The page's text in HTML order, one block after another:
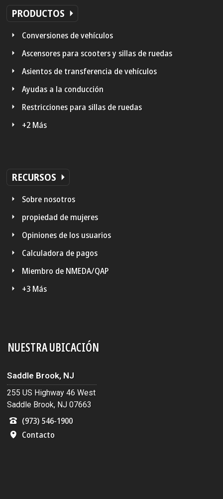
PRODUCTOS
Conversiones de vehículos
Ascensores para scooters y sillas de ruedas
Asientos de transferencia de vehículos
Ayudas a la conducción
Restricciones para sillas de ruedas
+2 Más
RECURSOS
Sobre nosotros
propiedad de mujeres
Opiniones de los usuarios
Calculadora de pagos
Miembro de NMEDA/QAP
+3 Más
NUESTRA UBICACIÓN
Saddle Brook, NJ
255 US Highway 46 West
Saddle Brook, NJ 07663
(973) 546-1900
Contacto